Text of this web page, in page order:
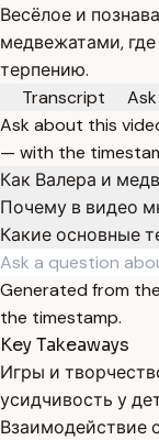
Весёлое и
медвежатами,
терпению.
Transcript
Ask
Ask about this
— with the
Как Валера и
Почему в видео
Какие основные
Generated from
the timestamp.
Key Takeaways
Игры и
усидчивость у
Взаимодействие